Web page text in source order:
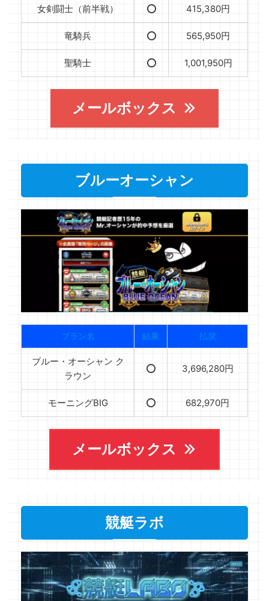
女剣闘士（前半戦） ⭕️ 415,380円
竜騎兵 ⭕️ 565,950円
聖騎士 ⭕️ 1,001,950円
メールボックス
ブルーオーシャン
プラン名 結果 払戻
ブルー・オーシャン ク
ラウン
⭕️ 3,696,280円
モーニングBIG ⭕️ 682,970円
メールボックス
競艇ラボ